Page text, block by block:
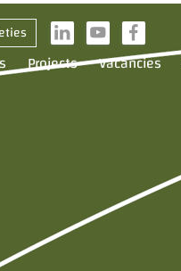
i y f
Projects Vacancies